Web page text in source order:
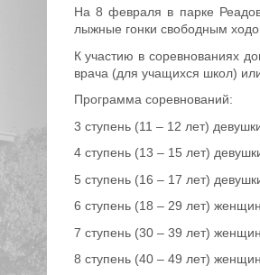
На 8 февраля в парке
лыжные гонки свободным
К участию в соревнованиях
врача (для учащихся школ)
Программа соревнований:
3 ступень (11 – 12 лет)
4 ступень (13 – 15 лет)
5 ступень (16 – 17 лет)
6 ступень (18 – 29 лет)
7 ступень (30 – 39 лет)
8 ступень (40 – 49 лет)